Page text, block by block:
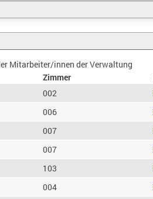
Mitarbeiter/innen der Verwaltung
Zimmer
002
006
007
007
103
004